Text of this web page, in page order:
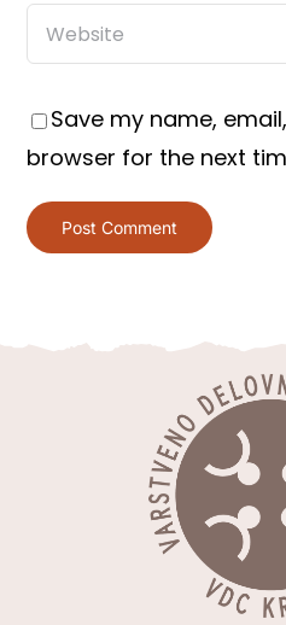
Save my name,
browser for the next